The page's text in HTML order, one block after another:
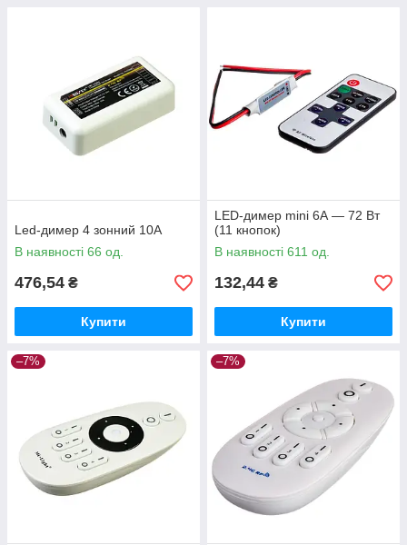
Led-димер 4 зонний 10A
В наявності 66 од.
476,54 ₴
Купити
LED-димер mini 6А — 72 Вт
(11 кнопок)
В наявності 611 од.
132,44 ₴
Купити
–7% –7%